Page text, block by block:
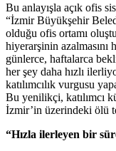
Bu anlayışla açık ofis
“İzmir Büyükşehir
olduğu ofis ortamı
hiyerarşinin
günlerce, haftalarca
her şey daha hızlı
katılımcılık vurgusu
Bu yenilikçi, katılımcı
İzmir’in üzerindeki ölü
“Hızla ilerleyen bir